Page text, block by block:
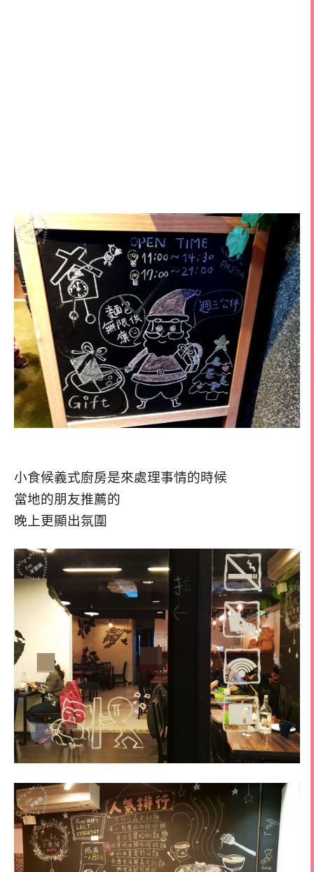
小食候義式廚房是來處理事情的時候
當地的朋友推薦的
晚上更顯出氛圍